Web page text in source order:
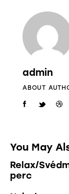
admin
ABOUT
You May
Relax/
perc